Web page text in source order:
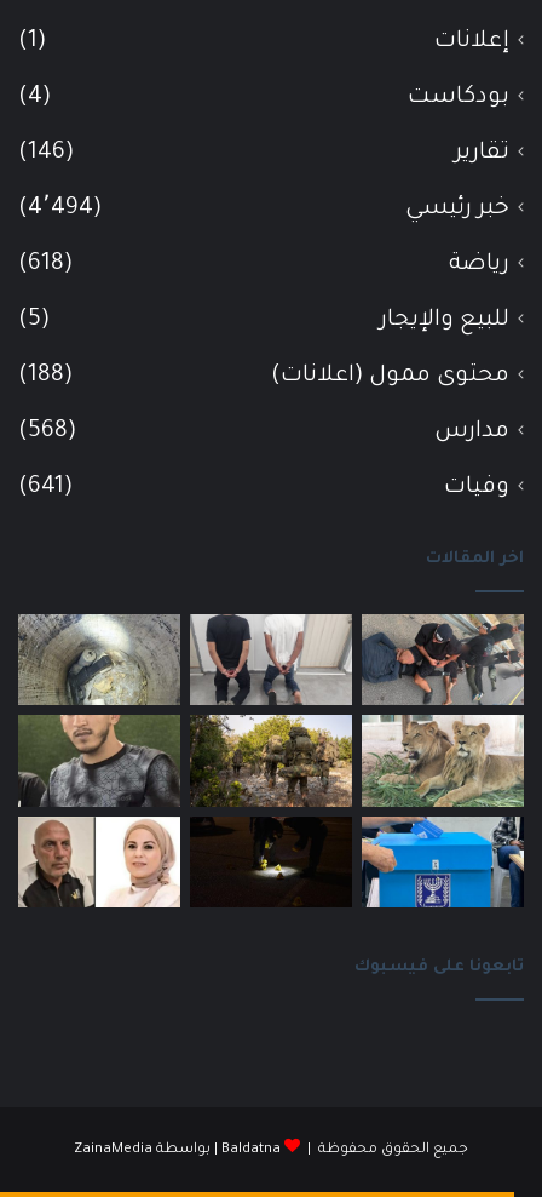
إعلانات (1)
بودكاست (4)
تقارير (146)
خبر رئيسي (4٬494)
رياضة (618)
للبيع والإيجار (5)
محتوى ممول (اعلانات) (188)
مدارس (568)
وفيات (641)
اخر المقالات
تابعونا على فيسبوك
جميع الحقوق محفوظة | Baldatna | بواسطة ZainaMedia